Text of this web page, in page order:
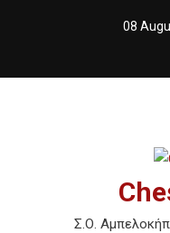
08
Σ.Ο.